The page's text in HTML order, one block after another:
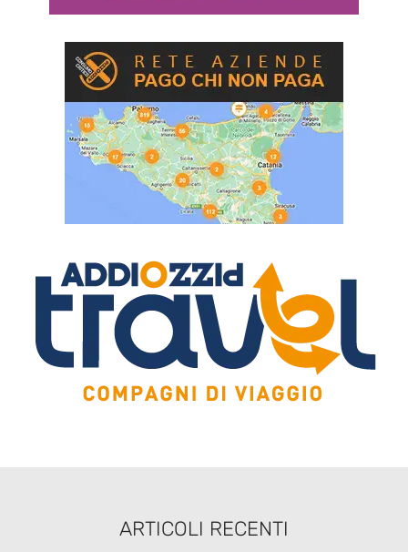
ARTICOLI RECENTI